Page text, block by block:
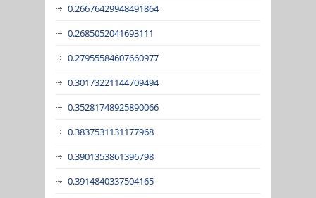
0.26676429948491864
0.2685052041693111
0.27955584607660977
0.30173221144709494
0.35281748925890066
0.3837531131177968
0.3901353861396798
0.3914840337504165